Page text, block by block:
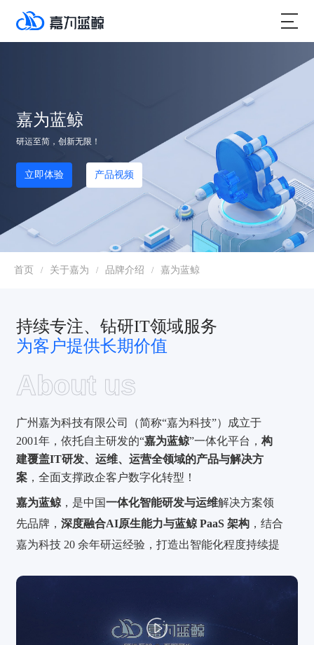
嘉为蓝鲸
研运至简，创新无限！
立即体验 产品视频
首页 / 关于嘉为 / 品牌介绍 / 嘉为蓝鲸
持续专注、钻研IT领域服务
为客户提供长期价值
About us
广州嘉为科技有限公司（简称“嘉为科技”）成立于
2001年，依托自主研发的“嘉为蓝鲸”一体化平台，构
建覆盖IT研发、运维、运营全领域的产品与解决方
案 ，全面支撑政企客户数字化转型！
嘉为蓝鲸 ，是中国一体化智能研发与运维解决方案领
先品牌，深度融合AI原生能力与蓝鲸 PaaS 架构 ，结合
嘉为科技 20 余年研运经验，打造出智能化程度持续提